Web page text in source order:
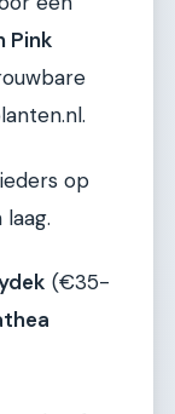
Pink
op
(€35-